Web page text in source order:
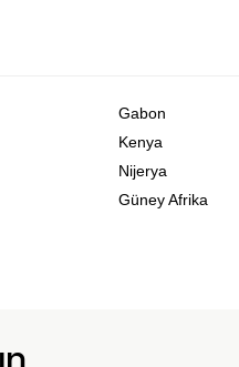
Gabon
Kenya
Nijerya
Güney Afrika